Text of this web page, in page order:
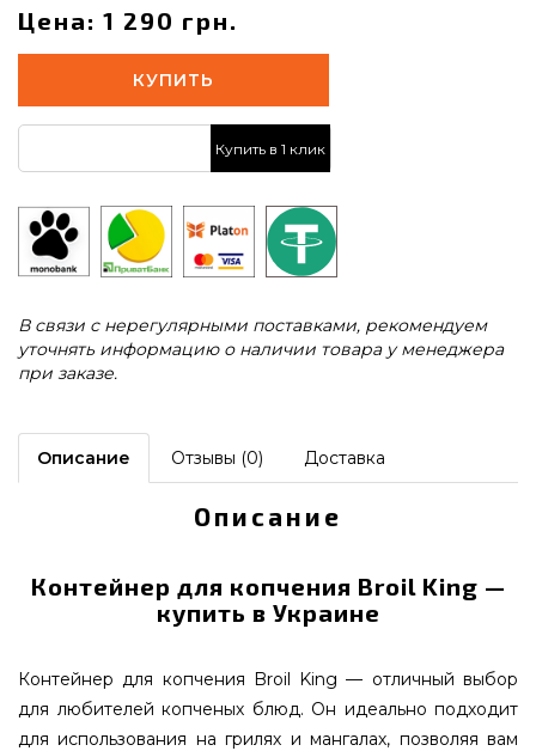
Цена: 1 290 грн.
КУПИТЬ
Купить в 1 клик
В связи с нерегулярными поставками, рекомендуем
уточнять информацию о наличии товара у менеджера
при заказе.
Описание Отзывы (0) Доставка
Описание
Контейнер для копчения Broil King —
купить в Украине
Контейнер для копчения Broil King — отличный выбор
для любителей копченых блюд. Он идеально подходит
для использования на грилях и мангалах, позволяя вам